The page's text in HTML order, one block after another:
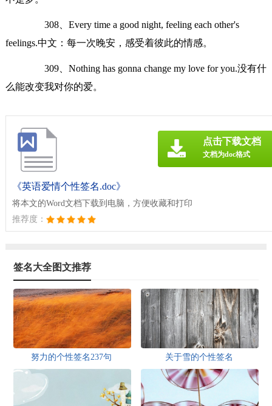
308、Every time a good night, feeling each other's
feelings.中文：每一次晚安，感受着彼此的情感。
309、Nothing has gonna change my love for you.没有什
么能改变我对你的爱。
《英语爱情个性签名.doc》
将本文的Word文档下载到电脑，方便收藏和打印
推荐度：
点击下载文档
文档为doc格式
签名大全图文推荐
努力的个性签名237句 关于雪的个性签名